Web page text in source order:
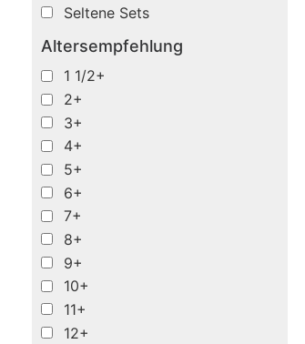
Seltene Sets
Altersempfehlung
1 1/2+
2+
3+
4+
5+
6+
7+
8+
9+
10+
11+
12+